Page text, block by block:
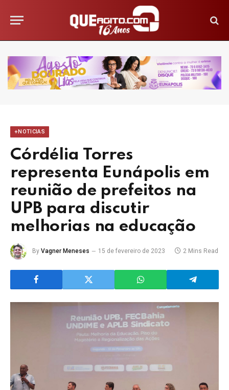
+NOTICIAS
Córdélia Torres
representa Eunápolis em
reunião de prefeitos na
UPB para discutir
melhorias na educação
By Vagner Meneses 15 de fevereiro de 2023 2 Mins Read